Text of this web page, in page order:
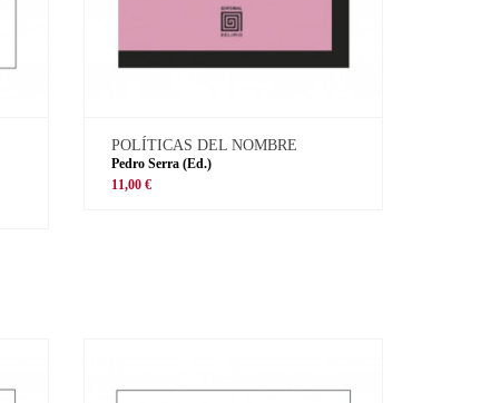
POLÍTICAS DEL NOMBRE
Pedro Serra (Ed.)
11,00 €